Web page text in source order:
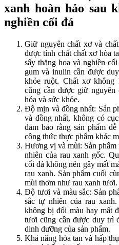
xanh hoàn hảo sau
nghiền cối đá
Giữ nguyên chất xơ và
được tính chất chất xơ hòa
sấy thăng hoa và nghiền
gum và inulin cần được
khỏe ruột. Chất xơ không
cũng cần được giữ
hóa và sức khỏe.
Độ mịn và đồng nhất: Sản
và đồng nhất, không có
đảm bảo rằng sản phẩm
công thức thực phẩm khác
Hương vị và mùi: Sản
nhiên của rau xanh gốc.
cối đá không nên gây mất
rau xanh. Sản phẩm cuối
mùi thơm như rau xanh tươi.
Độ tươi và màu sắc: Sản
sắc tự nhiên của rau
không bị đổi màu hay mất
tươi cũng cần được duy trì
dinh dưỡng của sản phẩm.
Khả năng hòa tan và hấp